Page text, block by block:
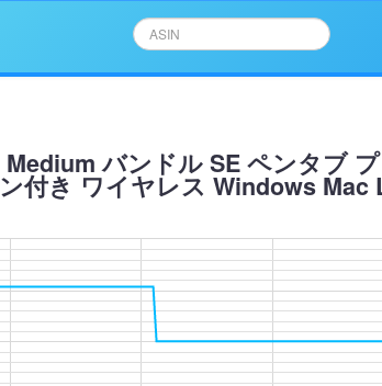
バンドル SE ペンタブ
付き ワイヤレス Windows